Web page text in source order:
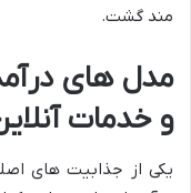
مند گشت.
مدل های
و خدمات
یکی از جذابیت های